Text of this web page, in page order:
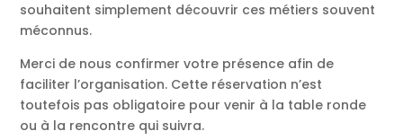
souhaitent simplement découvrir ces métiers souvent
méconnus.
Merci de nous confirmer votre présence afin de
faciliter l’organisation. Cette réservation n’est
toutefois pas obligatoire pour venir à la table ronde
ou à la rencontre qui suivra.